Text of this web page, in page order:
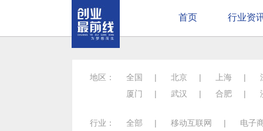
首页 行业资
地区： 全国 | 北京 | 上海 |
厦门
| 武汉 | 合肥 |
行业： 全部 | 移动互联网 | 电子